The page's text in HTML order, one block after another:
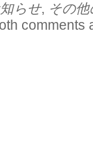
らせ, その
comments